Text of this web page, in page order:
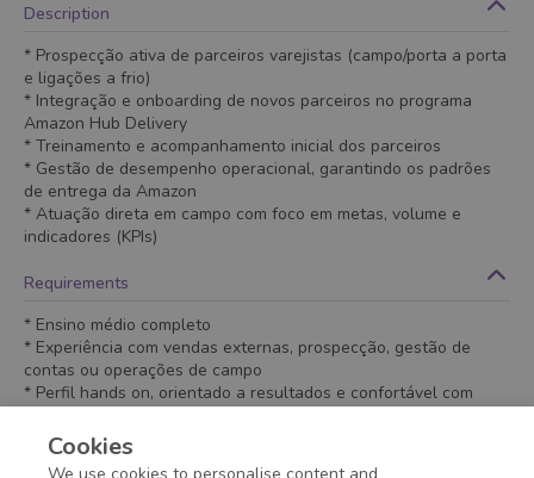
Description
* Prospecção ativa de parceiros varejistas (campo/porta a porta
e ligações a frio)
* Integração e onboarding de novos parceiros no programa
Amazon Hub Delivery
* Treinamento e acompanhamento inicial dos parceiros
* Gestão de desempenho operacional, garantindo os padrões
de entrega da Amazon
* Atuação direta em campo com foco em metas, volume e
indicadores (KPIs)
Requirements
* Ensino médio completo
* Experiência com vendas externas, prospecção, gestão de
contas ou operações de campo
* Perfil hands on, orientado a resultados e confortável com
* Vivência com metas e indicadores
* Inglês básico (desejável)
Cookies